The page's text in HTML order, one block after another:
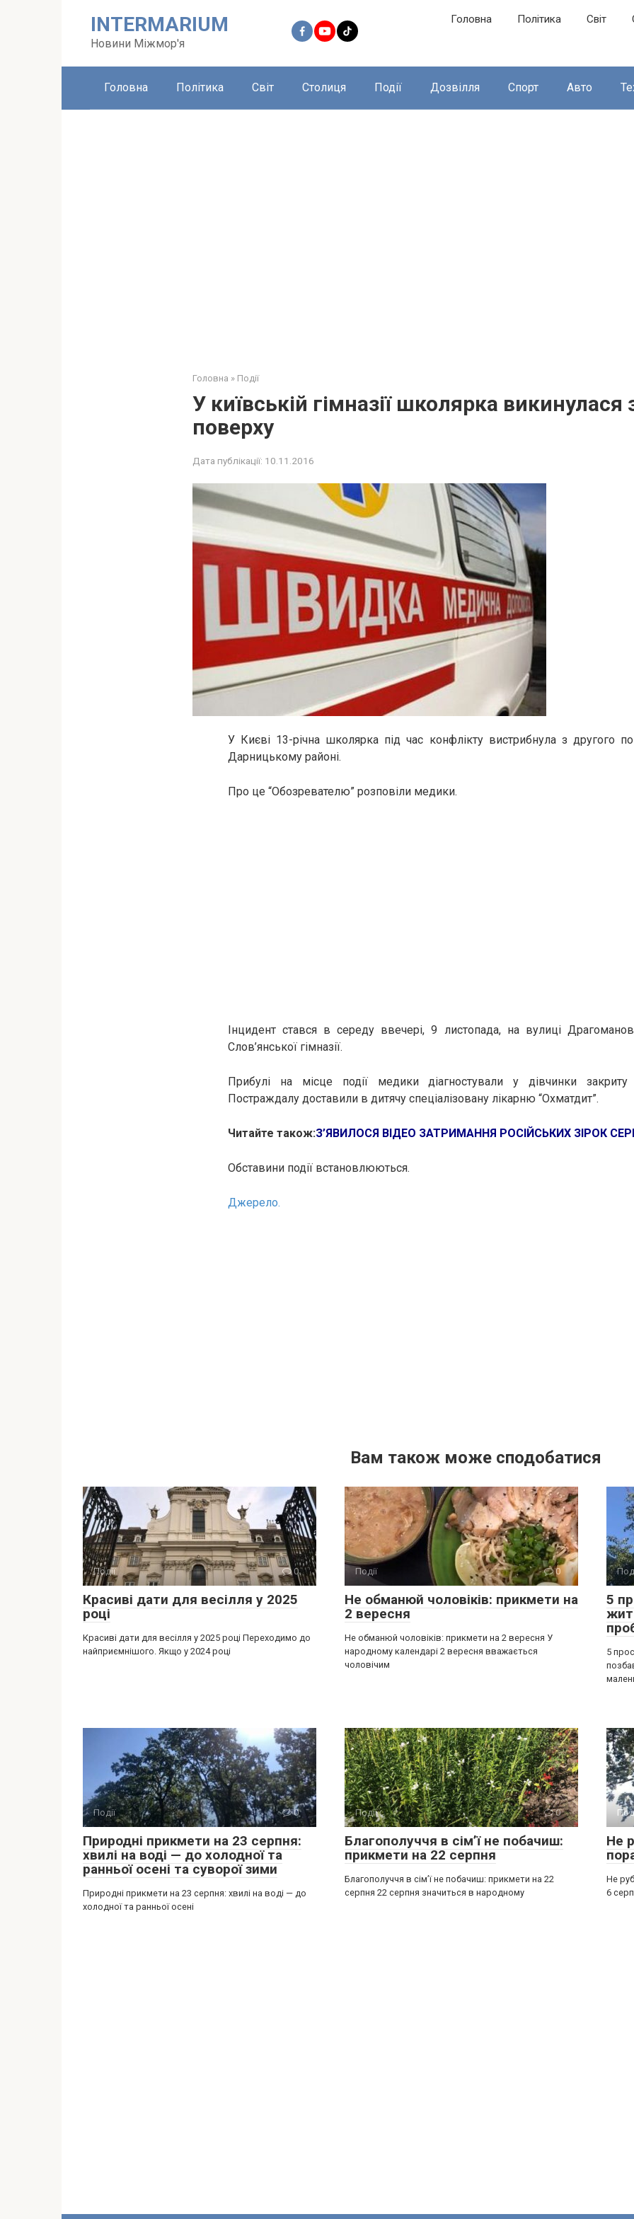
INTERMARIUM
Новини Міжмор'я
Головна Політика Світ
Головна Політика Світ Столиця Події Дозвілля Спорт Авто
Головна » Події
У київській гімназії школярка викинулася
поверху
Дата публікації: 10.11.2016
У Києві 13-річна школярка під час конфлікту вистрибнула з другого
Дарницькому районі.
Про це “Обозревателю” розповіли медики.
Інцидент стався в середу ввечері, 9 листопада, на вулиці
Слов’янської гімназії.
Прибулі на місце події медики діагностували у дівчинки
Постраждалу доставили в дитячу спеціалізовану лікарню “Охматдит”.
Читайте також:З’ЯВИЛОСЯ ВІДЕО ЗАТРИМАННЯ РОСІЙСЬКИХ ЗІРОК
Обставини події встановлюються.
Джерело.
Вам також може сподобатися
Події 0
Красиві дати для весілля у 2025
році
Красиві дати для весілля у 2025 році Переходимо до
найприємнішого. Якщо у 2024 році
Події 0
Не обманюй чоловіків: прикмети на
2 вересня
Не обманюй чоловіків: прикмети на 2 вересня У
народному календарі 2 вересня вважається
чоловічим
5
5
Події 0
Природні прикмети на 23 серпня:
хвилі на воді — до холодної та
ранньої осені та суворої зими
Природні прикмети на 23 серпня: хвилі на воді — до
холодної та ранньої осені
Події 0
Благополуччя в сім’ї не побачиш:
прикмети на 22 серпня
Благополуччя в сім’ї не побачиш: прикмети на 22
серпня 22 серпня значиться в народному
Не
Не
6